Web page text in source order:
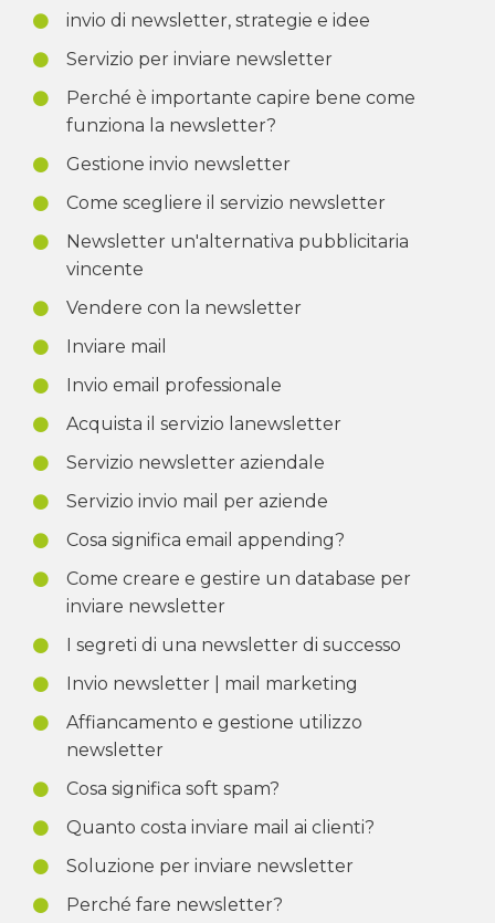
invio di newsletter, strategie e idee
Servizio per inviare newsletter
Perché è importante capire bene come
funziona la newsletter?
Gestione invio newsletter
Come scegliere il servizio newsletter
Newsletter un'alternativa pubblicitaria
vincente
Vendere con la newsletter
Inviare mail
Invio email professionale
Acquista il servizio lanewsletter
Servizio newsletter aziendale
Servizio invio mail per aziende
Cosa significa email appending?
Come creare e gestire un database per
inviare newsletter
I segreti di una newsletter di successo
Invio newsletter | mail marketing
Affiancamento e gestione utilizzo
newsletter
Cosa significa soft spam?
Quanto costa inviare mail ai clienti?
Soluzione per inviare newsletter
Perché fare newsletter?